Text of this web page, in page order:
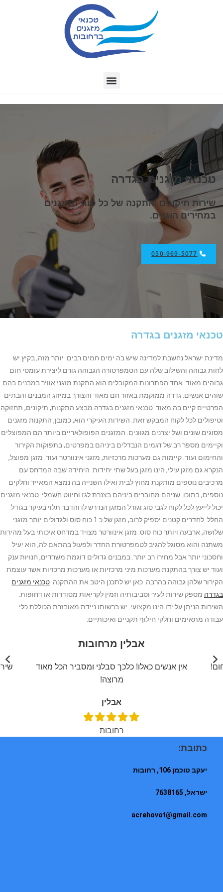
טכנאי מזגנים בגדרה
שירות תיקונים והתקנה של כל סוגי המזגנים
במחירים הוגנים.
050-969-5077
טכנאי מזגנים בגדרה
מדינת ישראל נחשבת למדינה שיש בה ימים חמים רבים. יותר מזה, בקיץ יש
לחות גבוהה והשילוב שלה עם הטמפרטורה הגבוהה גורם ליצירת עומסי חום
גבוהים מאוד. אחד הפתרונות המקובלים הוא התקנת מזגני אוויר במבנים בהם
שוהים אנשים. גדרה ממוקמת באזור חם מאוד והצורך במיזוג המבנים והבתים
הפרטיים קיים בה מאוד. טכנאי מזגנים בגדרה מבצע התקנות, תיקונים, תחזוקה
וטיפולים לכל לקוח המבקש זאת. השירות העיקרי הוא, כמובן, התקנות מזגנים
מסוגים שונים ושל יצרנים מגוונים. המזגנים הפופולאריים ביותר הם המפוצלים
וקיימים מספר רב של דגמים הנבדלים ביניהם במפרטים, בתפוקות הקירור
והחימום ועוד. קיימות גם מערכות מרכזיות, מזגני אינוורטר ועוד. מזגן מפוצל,
הנקרא גם מזגן עילי, הינו מזגן בעל שתי יחידות. היחידה שבה המדחס עם
מרכיבים נוספים מותקנת מחוץ לבית ואילו השנייה בה נמצא המאייד וחלקים
נוספים, בתוכו. שניהם מחוברים ביניהם בצנרת לגז וחיווט חשמלי. טכנאי מזגנים
יכול לייעץ לכל לקוח לגבי סוג וגודל המזגן הנדרש לו והדבר תלוי בעיקר בגודל
החלל. לחדרים קטנים יספיק לרוב, מזגן של כ 1 כוח סוס ולגדולים יותר מזגני
שלושה, ארבעה ויותר כוח סוס. מזגן אינוורטר מצויד במדחס איכותי בעל מהירות
משתנה והוא מסוגל להגיב לטמפרטורת החדר ולפעול בהתאם לה, הוא יעיל
וחסכוני יותר אבל מחירו רב יותר. במבנים גדולים דוגמת משרדים, חנויות ענק
ועוד יש צורך בהתקנת מערכות מיני מרכזיות או מערכות מרכזיות אשר עוצמת
הקירור שלהן גבוהה בהרבה. כאן יש לתכנן היטב את ההתקנה. טכנאי מזגנים
בגדרה מספק שירות לעיר וסביבותיה וזמין לקריאות מסודרות או דחופות.
השירות הניתן על ידו הינו מקצועי. יש ברשותו ניידת מאובזרת הכוללת כלי
עבודה מתאימים וחלקי חילוף תקניים ואיכותיים.
אבלין מרחובות
אין אנשים כאלו! כלכך סבלני ומסביר הכל מאוד
מרוצה!
אבלין
רחובות
כתובת:
יעקב טוכמן 106, רחובות
ישראל, 7638165
acrehovot@gmail.com